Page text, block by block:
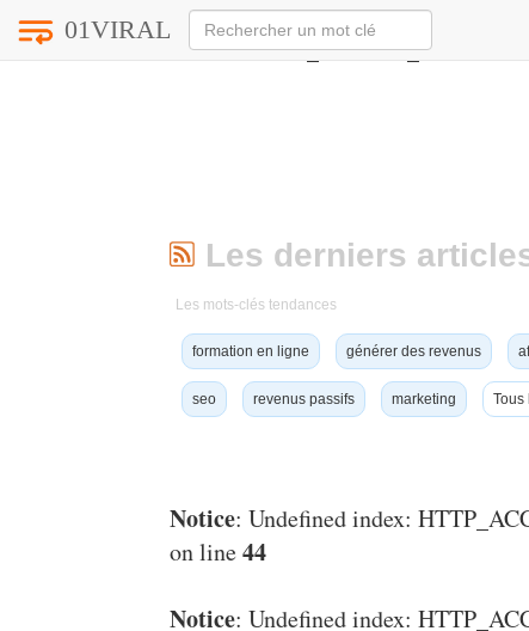
Notice : Undefined index:
01VIRAL
Les derniers
Les mots-clés tendances
formation en ligne générer des revenus
seo revenus passifs marketing Tous
Notice: Undefined index:
on line44
Notice: Undefined index: